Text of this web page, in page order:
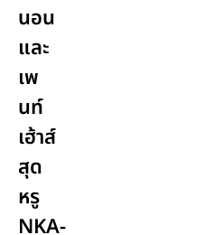
นอน
และ
เพ
นท์
เฮ้าส์
สุด
หรู
NKA-